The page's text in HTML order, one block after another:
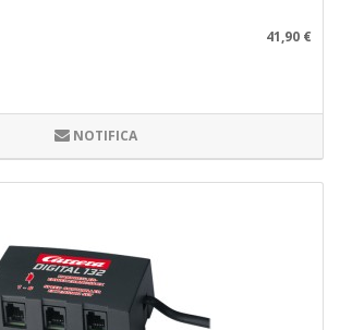
41,90 €
NOTIFICA